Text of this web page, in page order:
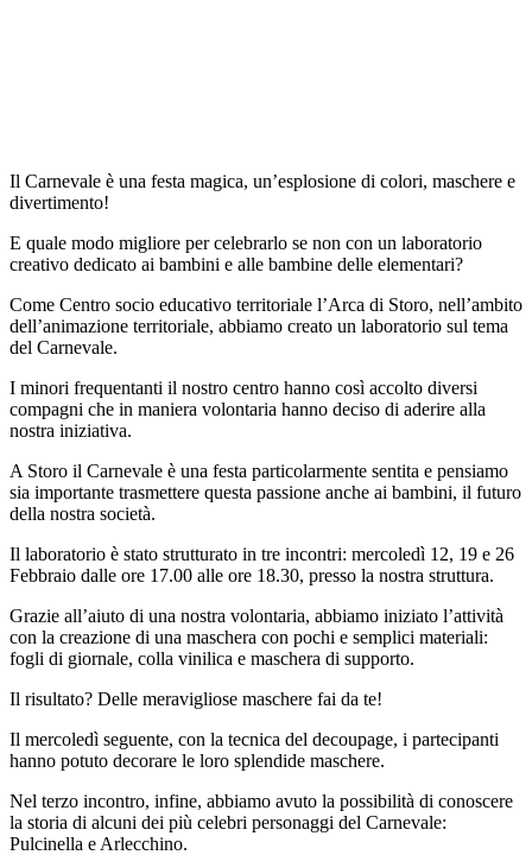
Il Carnevale è una festa magica, un’esplosione di colori, maschere e
divertimento!
E quale modo migliore per celebrarlo se non con un laboratorio
creativo dedicato ai bambini e alle bambine delle elementari?
Come Centro socio educativo territoriale l’Arca di Storo, nell’ambito
dell’animazione territoriale, abbiamo creato un laboratorio sul tema
del Carnevale.
I minori frequentanti il nostro centro hanno così accolto diversi
compagni che in maniera volontaria hanno deciso di aderire alla
nostra iniziativa.
A Storo il Carnevale è una festa particolarmente sentita e pensiamo
sia importante trasmettere questa passione anche ai bambini, il futuro
della nostra società.
Il laboratorio è stato strutturato in tre incontri: mercoledì 12, 19 e 26
Febbraio dalle ore 17.00 alle ore 18.30, presso la nostra struttura.
Grazie all’aiuto di una nostra volontaria, abbiamo iniziato l’attività
con la creazione di una maschera con pochi e semplici materiali:
fogli di giornale, colla vinilica e maschera di supporto.
Il risultato? Delle meravigliose maschere fai da te!
Il mercoledì seguente, con la tecnica del decoupage, i partecipanti
hanno potuto decorare le loro splendide maschere.
Nel terzo incontro, infine, abbiamo avuto la possibilità di conoscere
la storia di alcuni dei più celebri personaggi del Carnevale:
Pulcinella e Arlecchino.